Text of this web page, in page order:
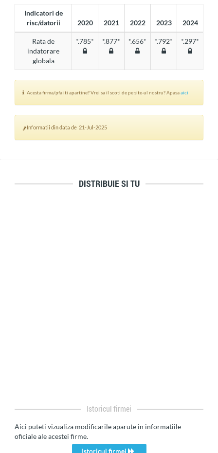
Indicatori de
risc/datorii
2020 2021 2022 2023 2024
Rata de
indatorare
globala
*.785* *.877* *.656* *.792* *.297*
Acesta firma/pfa iti apartine? Vrei sa il scoti de pe site-ul nostru? Apasaaici
Informatii din data de 21-Jul-2025
DISTRIBUIE SI TU
Istoricul firmei
Aici puteti vizualiza modificarile aparute in informatiile
oficiale ale acestei firme.
Istoricul firmei